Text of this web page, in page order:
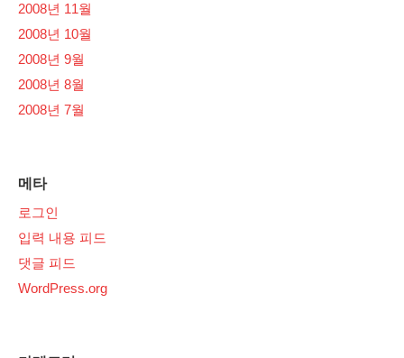
2008년 11월
2008년 10월
2008년 9월
2008년 8월
2008년 7월
메타
로그인
입력 내용 피드
댓글 피드
WordPress.org